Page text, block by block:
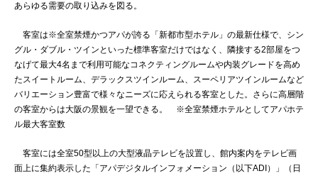
あらゆる需要の取り込みを図る。
客室は※全室禁煙かつアパが誇る「新都市型ホテル」の最新仕様で、シン
グル・ダブル・ツインといった標準客室だけではなく、隣接する2部屋をつ
なげて最大4名まで利用可能なコネクティングルームや内装グレードを高め
たスイートルーム、デラックスツインルーム、スーペリアツインルームなど
バリエーション豊富で様々なニーズに応えられる客室とした。さらに高層階
の客室からは大阪の景観を一望できる。 ※全室禁煙ホテルとしてアパホテ
ル最大客室数
客室には全室50型以上の大型液晶テレビを設置し、館内案内をテレビ画
面上に集約表示した「アパデジタルインフォメーション（以下ADI）」（日